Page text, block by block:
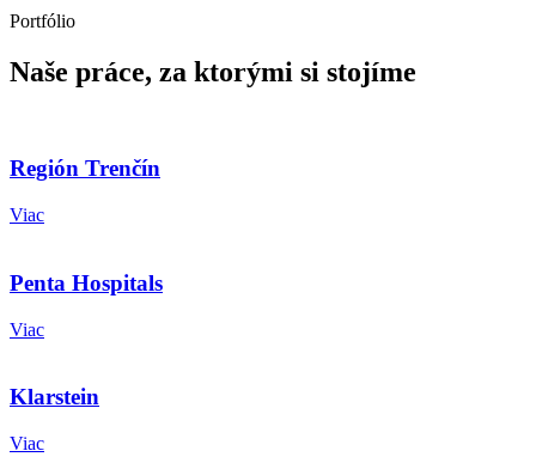
Portfólio
Naše práce, za ktorými si stojíme
Región Trenčín
Viac
Penta Hospitals
Viac
Klarstein
Viac